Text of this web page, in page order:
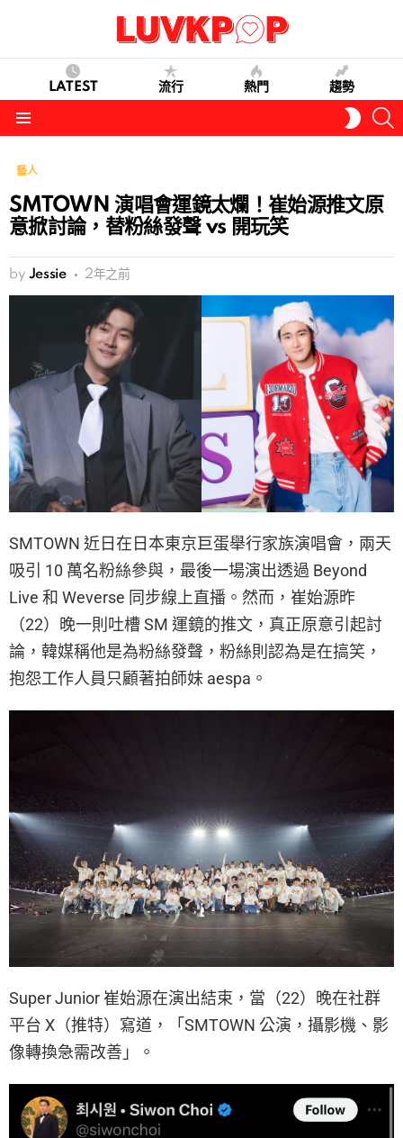
LATEST 流行 熱門 趨勢
SKIN
藝人
SMTOWN 演唱會運鏡太爛！崔始源推文原
意掀討論，替粉絲發聲 vs 開玩笑
by Jessie 2年之前
SMTOWN 近日在日本東京巨蛋舉行家族演唱會，兩天
吸引 10 萬名粉絲參與，最後一場演出透過 Beyond
Live 和 Weverse 同步線上直播。然而，崔始源昨
（22）晚一則吐槽 SM 運鏡的推文，真正原意引起討
論，韓媒稱他是為粉絲發聲，粉絲則認為是在搞笑，
抱怨工作人員只顧著拍師妹 aespa。
Super Junior 崔始源在演出結束，當（22）晚在社群
平台 X（推特）寫道，「SMTOWN 公演，攝影機、影
像轉換急需改善」。